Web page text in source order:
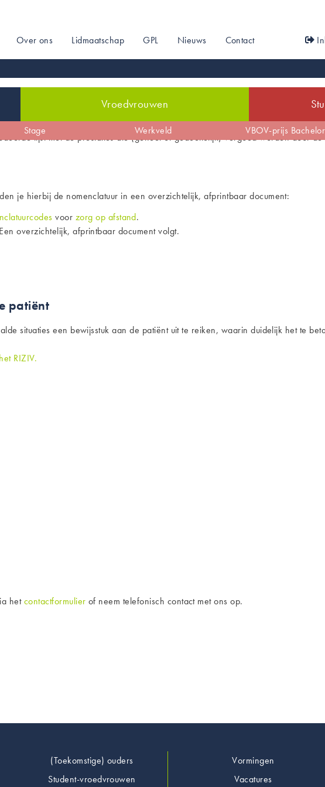
Over ons Lidmaatschap GPL Nieuws Contact
User
menu
Zwangerschap Arbeid & bevalling Kraamtijd
Vroedvrouwen
Stage Werkveld VBOV-prijs Bachelor
lijst met de prestaties die (geheel of gedeeltelijk) vergoed worden door
je hierbij de nomenclatuur in een overzichtelijk, afprintbaar document:
voor zorg op afstand.
overzichtelijk, afprintbaar document volgt.
patiënt
situaties een bewijsstuk aan de patiënt uit te reiken, waarin duidelijk het te
RIZIV.
hetcontactformulier of neem telefonisch contact met ons op.
Footer(Toekomstige) ouders
Student-vroedvrouwen
Vormingen
Vacatures